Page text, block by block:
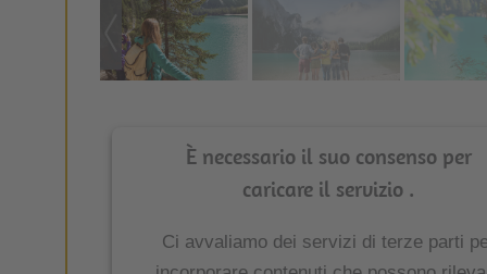
È necessario il suo consenso per
caricare il servizio .
Ci avvaliamo dei servizi di terze parti